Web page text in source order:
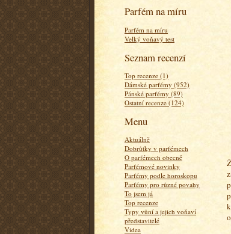
Parfém na míru
Parfém na míru
Velký voňavý test
Seznam recenzí
Top recenze (1)
Dámské parfémy (952)
Pánské parfémy (89)
Ostatní recenze (124)
Menu
Aktuálně
Dobrůtky v parfémech
O parfémech obecně
Parfémové novinky
Parfémy podle horoskopu
Parfémy pro různé povahy
To jsem já
Top recenze
Typy vůní a jejich voňaví
představitelé
Videa